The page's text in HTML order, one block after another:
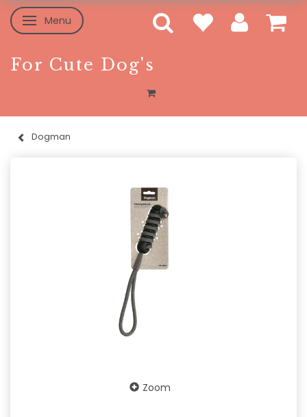
Toggle navigation
Menu
For Cute Dog's
Dogman
Zoom